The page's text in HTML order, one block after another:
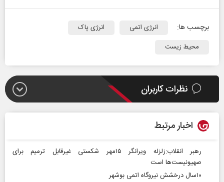
برچسب ها: انرژی اتمی
انرژی پاک
محیط زیست
نظرات کاربران
اخبار مرتبط
رهبر انقلاب:زلزله ویرانگر ۱۵مهر شکستی غیرقابل ترمیم برای
صهیونیست‌ها است
۱۰سال درخشش نیروگاه اتمی بوشهر